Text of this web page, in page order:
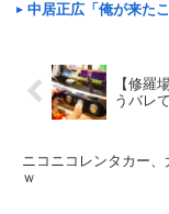
中居正広「俺が来たことは
【修羅
うバレ
ニコニコレンタカー
ｗ